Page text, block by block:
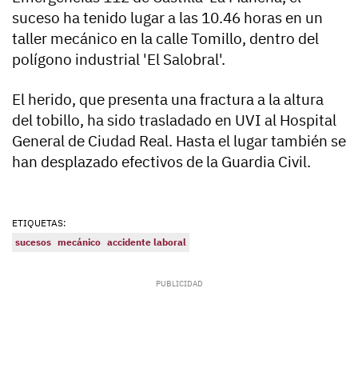
suceso ha tenido lugar a las 10.46 horas en un
taller mecánico en la calle Tomillo, dentro del
polígono industrial 'El Salobral'.
El herido, que presenta una fractura a la altura
del tobillo, ha sido trasladado en UVI al Hospital
General de Ciudad Real. Hasta el lugar también se
han desplazado efectivos de la Guardia Civil.
ETIQUETAS:
sucesos mecánico accidente laboral